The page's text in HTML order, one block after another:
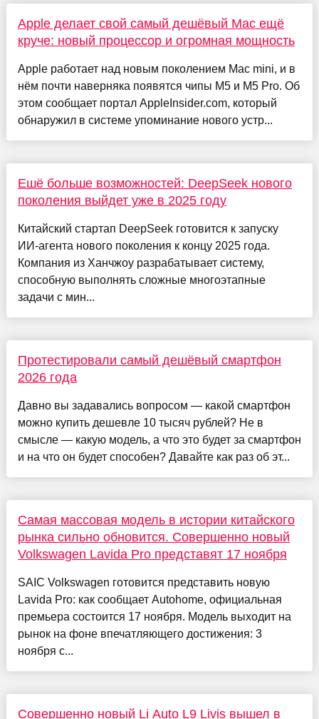
Apple делает свой самый дешёвый Mac ещё
круче: новый процессор и огромная мощность
Apple работает над новым поколением Mac mini, и в
нём почти наверняка появятся чипы M5 и M5 Pro. Об
этом сообщает портал AppleInsider.com, который
обнаружил в системе упоминание нового устр...
Ешё больше возможностей: DeepSeek нового
поколения выйдет уже в 2025 году
Китайский стартап DeepSeek готовится к запуску
ИИ-агента нового поколения к концу 2025 года.
Компания из Ханчжоу разрабатывает систему,
способную выполнять сложные многоэтапные
задачи с мин...
Протестировали самый дешёвый смартфон
2026 года
Давно вы задавались вопросом — какой смартфон
можно купить дешевле 10 тысяч рублей? Не в
смысле — какую модель, а что это будет за смартфон
и на что он будет способен? Давайте как раз об эт...
Самая массовая модель в истории китайского
рынка сильно обновится. Совершенно новый
Volkswagen Lavida Pro представят 17 ноября
SAIC Volkswagen готовится представить новую
Lavida Pro: как сообщает Autohome, официальная
премьера состоится 17 ноября. Модель выходит на
рынок на фоне впечатляющего достижения: 3
ноября с...
Совершенно новый Li Auto L9 Livis вышел в